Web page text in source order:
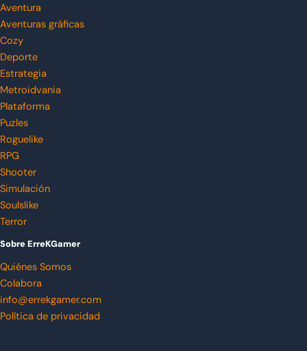
Aventura
Aventuras gráficas
Cozy
Deporte
Estrategia
Metroidvania
Plataforma
Puzles
Roguelike
RPG
Shooter
Simulación
Soulslike
Terror
Sobre ErreKGamer
Quiénes Somos
Colabora
info@errekgamer.com
Política de privacidad